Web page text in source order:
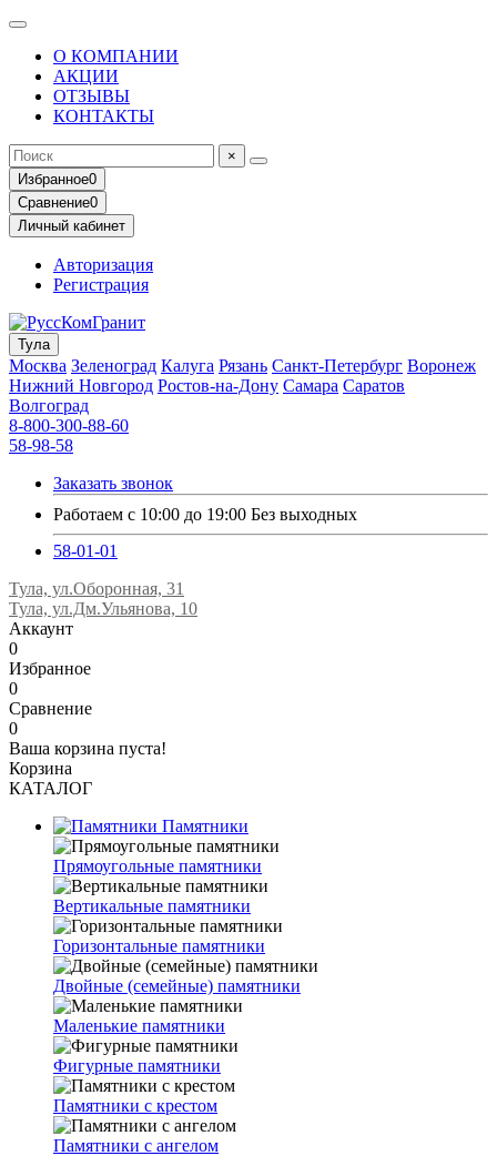
О КОМПАНИИ
АКЦИИ
ОТЗЫВЫ
КОНТАКТЫ
×
Избранное0
Сравнение0
Личный кабинет
Авторизация
Регистрация
Тула
Москва Зеленоград Калуга Рязань Санкт-Петербург Воронеж
Нижний Новгород Ростов-на-Дону Самара Саратов
Волгоград
8-800-300-88-60
58-98-58
Заказать звонок
Работаем с 10:00 до 19:00 Без выходных
58-01-01
Тула, ул.Оборонная, 31
Тула, ул.Дм.Ульянова, 10
Аккаунт
0
Избранное
0
Сравнение
0
Ваша корзина пуста!
Корзина
КАТАЛОГ
Памятники
Прямоугольные памятники
Вертикальные памятники
Горизонтальные памятники
Двойные (семейные) памятники
Маленькие памятники
Фигурные памятники
Памятники с крестом
Памятники с ангелом